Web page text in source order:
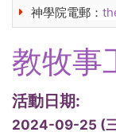
神學院電郵：
教牧事
活動日期:
2024-09-25 (